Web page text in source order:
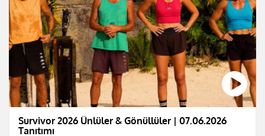
Survivor 2026 Ünlüler & Gönüllüler | 07.06.2026
Tanıtımı